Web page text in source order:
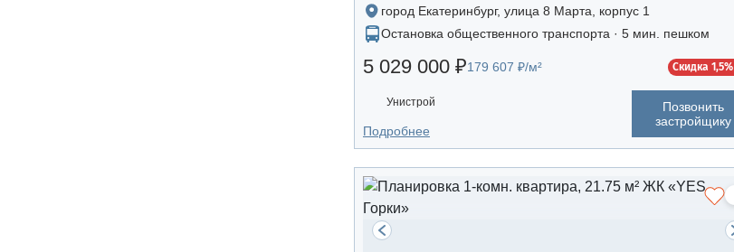
город Екатеринбург, улица 8 Марта, корпус 1
Остановка общественного транспорта · 5 мин. пешком
5 029 000 ₽179 607 ₽/м² Скидка 1,5%
Унистрой
Позвонить
застройщику
Подробнее